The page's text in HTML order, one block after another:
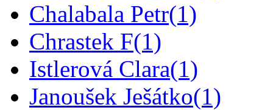
Chalabala Petr(1)
Chrastek F(1)
Istlerová Clara(1)
Janoušek Ješátko(1)